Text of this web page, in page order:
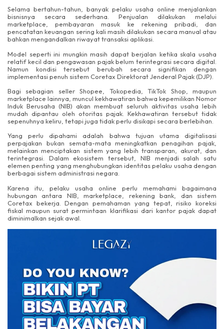
Selama bertahun-tahun, banyak pelaku usaha online menjalankan
bisnisnya secara sederhana. Penjualan dilakukan melalui
marketplace, pembayaran masuk ke rekening pribadi, dan
pencatatan keuangan sering kali masih dilakukan secara manual atau
bahkan mengandalkan riwayat transaksi aplikasi.
Model seperti ini mungkin masih dapat berjalan ketika skala usaha
relatif kecil dan pengawasan pajak belum terintegrasi secara digital.
Namun kondisi tersebut berubah secara signifikan dengan
implementasi penuh sistem Coretax Direktorat Jenderal Pajak (DJP).
Bagi sebagian seller Shopee, Tokopedia, TikTok Shop, maupun
marketplace lainnya, muncul kekhawatiran bahwa kepemilikan Nomor
Induk Berusaha (NIB) akan membuat seluruh aktivitas usaha lebih
mudah dipantau oleh otoritas pajak. Kekhawatiran tersebut tidak
sepenuhnya keliru, tetapi juga tidak perlu disikapi secara berlebihan.
Yang perlu dipahami adalah bahwa tujuan utama digitalisasi
perpajakan bukan semata-mata meningkatkan penagihan pajak,
melainkan menciptakan sistem yang lebih transparan, akurat, dan
terintegrasi. Dalam ekosistem tersebut, NIB menjadi salah satu
elemen penting yang menghubungkan identitas pelaku usaha dengan
berbagai sistem administrasi negara.
Karena itu, pelaku usaha online perlu memahami bagaimana
hubungan antara NIB, marketplace, rekening bank, dan sistem
Coretax bekerja. Dengan pemahaman yang tepat, risiko koreksi
fiskal maupun surat permintaan klarifikasi dari kantor pajak dapat
diminimalkan sejak awal.